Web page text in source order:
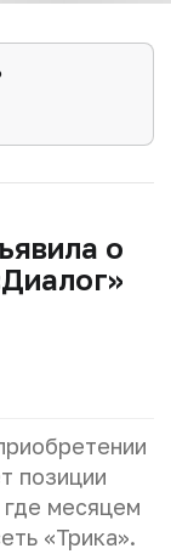
о
позиции
месяцем
«Трика».